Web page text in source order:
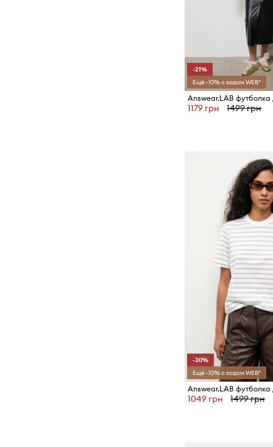
-21%
Ещё -10% с кодом WEB*
1179 грн 1499 грн
-30%
Ещё -10% с кодом WEB*
1049 грн 1499 грн